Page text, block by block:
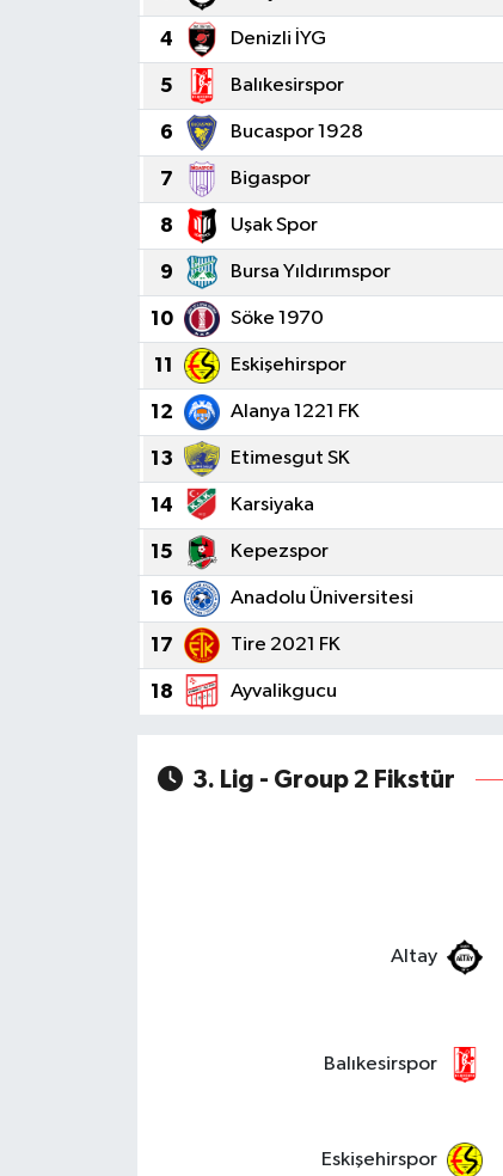
4 Denizli İYG
5 Balıkesirspor
6 Bucaspor 1928
7 Bigaspor
8 Uşak Spor
9 Bursa Yıldırımspor
10 Söke 1970
11 Eskişehirspor
12 Alanya 1221 FK
13 Etimesgut SK
14 Karsiyaka
15 Kepezspor
16 Anadolu Üniversitesi
17 Tire 2021 FK
18 Ayvalikgucu
3. Lig - Group 2 Fikstür
Altay
Balıkesirspor
Eskişehirspor